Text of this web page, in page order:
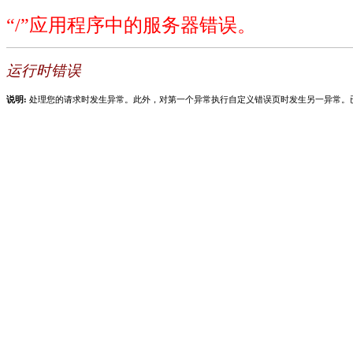
“/”应用程序中的服务器错误。
运行时错误
说明: 处理您的请求时发生异常。此外，对第一个异常执行自定义错误页时发生另一异常。